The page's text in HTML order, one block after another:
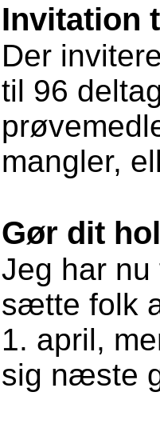
Invitation
Der
til 96
mangler,
Gør dit
Jeg har
sætte folk
1. april,
sig næste